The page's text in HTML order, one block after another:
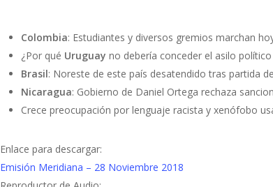
Colombia: Estudiantes y diversos gremios marchan
¿Por qué Uruguay no debería conceder el asilo
Brasil: Noreste de este país desatendido tras partida
Nicaragua: Gobierno de Daniel Ortega rechaza
Crece preocupación por lenguaje racista y xenófobo
Enlace para descargar:
Emisión Meridiana – 28 Noviembre 2018